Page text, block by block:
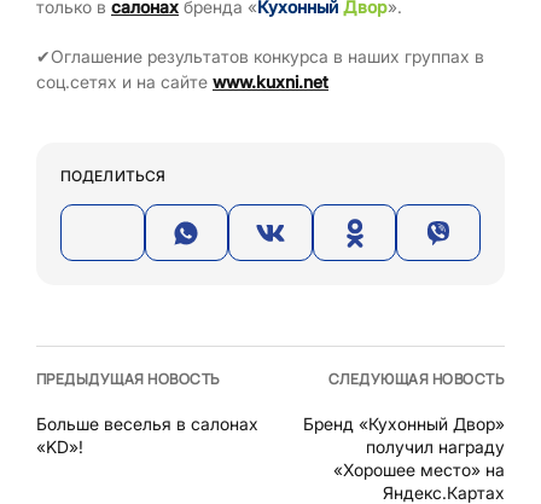
только в салонах бренда «Кухонный Двор».
✔Оглашение результатов конкурса в наших группах в
соц.сетях и на сайте www.kuxni.net
ПОДЕЛИТЬСЯ
ПРЕДЫДУЩАЯ НОВОСТЬ
Больше веселья в салонах
«KD»!
СЛЕДУЮЩАЯ НОВОСТЬ
Бренд «Кухонный Двор»
получил награду
«Хорошее место» на
Яндекс.Картах